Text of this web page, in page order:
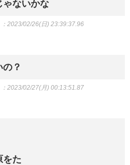
ゃないかな
：2023/02/26(日) 23:39:37.96
？
：2023/02/27(月) 00:13:51.87
をた